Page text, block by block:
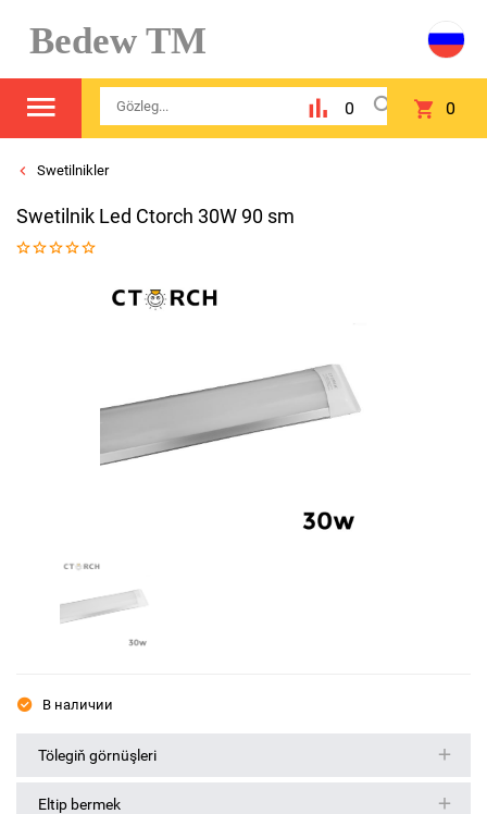
Bedew TM
0 0
Swetilnikler
Swetilnik Led Ctorch 30W 90 sm
В наличии
Tölegiň görnüşleri
Eltip bermek